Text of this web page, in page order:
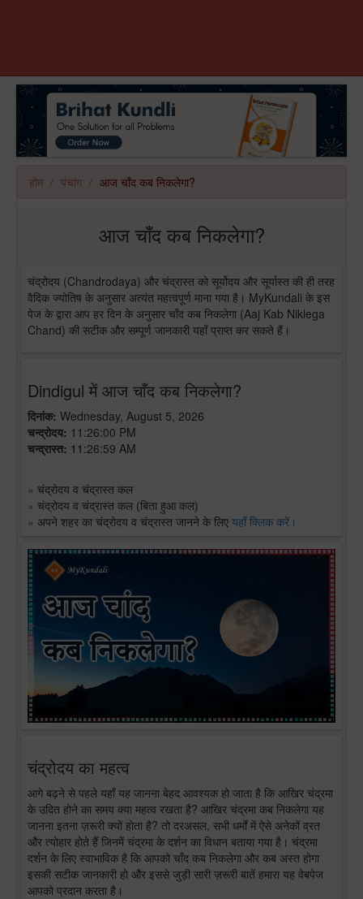
होम पंचांग आज चाँद कब निकलेगा?
आज चाँद कब निकलेगा?
चंद्रोदय (Chandrodaya) और चंद्रास्त को सूर्योदय और सूर्यास्त की ही तरह
वैदिक ज्योतिष के अनुसार अत्यंत महत्वपूर्ण माना गया है। MyKundali के इस
पेज के द्वारा आप हर दिन के अनुसार चाँद कब निकलेगा (Aaj Kab Niklega
Chand) की सटीक और सम्पूर्ण जानकारी यहाँ प्राप्त कर सकते हैं।
Dindigul में आज चाँद कब निकलेगा?
दिनांक: Wednesday, August 5, 2026
चन्द्रोदय: 11:26:00 PM
चन्द्रास्त: 11:26:59 AM
» चंद्रोदय व चंद्रास्त कल
» चंद्रोदय व चंद्रास्त कल (बिता हुआ कल)
» अपने शहर का चंद्रोदय व चंद्रास्त जानने के लिए यहाँ क्लिक करें।
चंद्रोदय का महत्व
आगे बढ़ने से पहले यहाँ यह जानना बेहद आवश्यक हो जाता है कि आखिर चंद्रमा
के उदित होने का समय क्या महत्व रखता है? आखिर चंद्रमा कब निकलेगा यह
जानना इतना ज़रूरी क्यों होता है? तो दरअसल, सभी धर्मों में ऐसे अनेकों व्रत
और त्योहार होते हैं जिनमें चंद्रमा के दर्शन का विधान बताया गया है। चंद्रमा
दर्शन के लिए स्वाभाविक है कि आपको चाँद कब निकलेगा और कब अस्त होगा
इसकी सटीक जानकारी हो और इससे जुड़ी सारी ज़रूरी बातें हमारा यह वेबपेज
आपको प्रदान करता है।